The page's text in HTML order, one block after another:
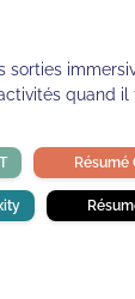
sorties
quand il
Résumé